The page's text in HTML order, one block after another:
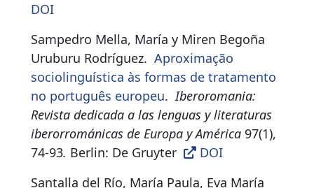
DOI
Sampedro Mella, María y Miren Begoña
Uruburu Rodríguez. Aproximação
sociolinguística às formas de tratamento
no português europeu.Iberoromania:
Revista dedicada a las lenguas y literaturas
iberorrománicas de Europa y América 97(1),
74-93. Berlin: De Gruyter
DOI
Santalla del Río, María Paula, Eva María